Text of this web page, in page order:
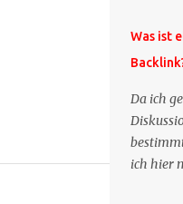
Weitere
auf
im Blog.
Mail
Stelle
Was ist
Da ich
ich hier